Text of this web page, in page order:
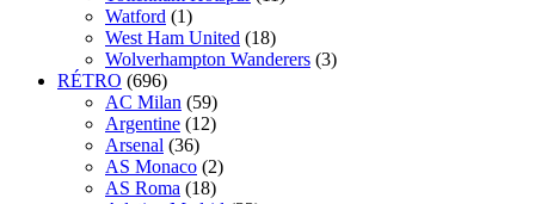
Watford (1)
West Ham United (18)
Wolverhampton Wanderers (3)
RÉTRO (696)
AC Milan (59)
Argentine (12)
Arsenal (36)
AS Monaco (2)
AS Roma (18)